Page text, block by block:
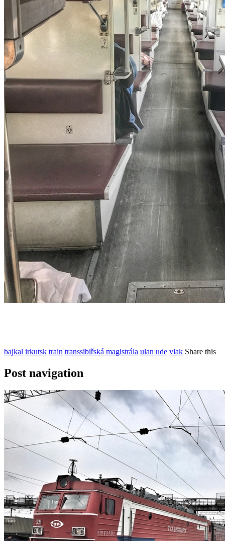
bajkal irkutsk train transsibiřská magistrála ulan ude vlak Share this
Post navigation